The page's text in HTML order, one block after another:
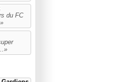
du FC